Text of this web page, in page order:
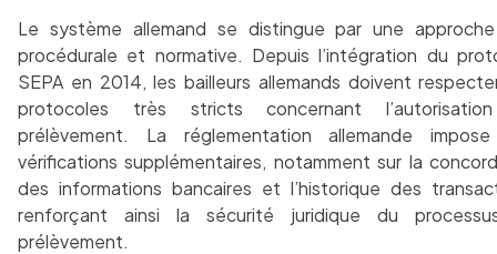
Le système allemand se distingue par une
procédurale et normative. Depuis l’intégration du
SEPA en 2014, les bailleurs allemands doivent
protocoles très stricts concernant
prélèvement. La réglementation allemande
vérifications supplémentaires, notamment sur la
des informations bancaires et l’historique des
renforçant ainsi la sécurité juridique du
prélèvement.